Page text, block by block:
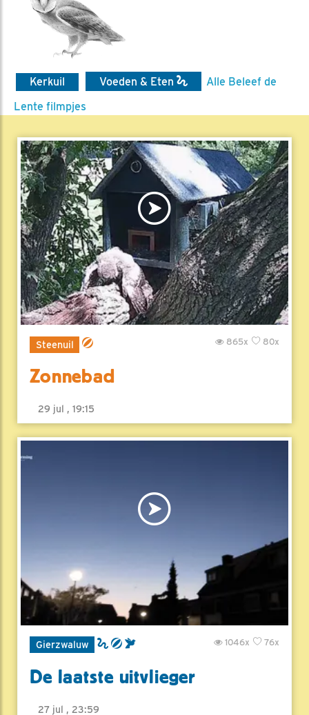
Kerkuil Voeden & Eten
Alle Beleef de
Lente filmpjes
Steenuil 80x
865x
Zonnebad
29 jul , 19:15
Gierzwaluw 76x
1046x
De laatste uitvlieger
27 jul , 23:59